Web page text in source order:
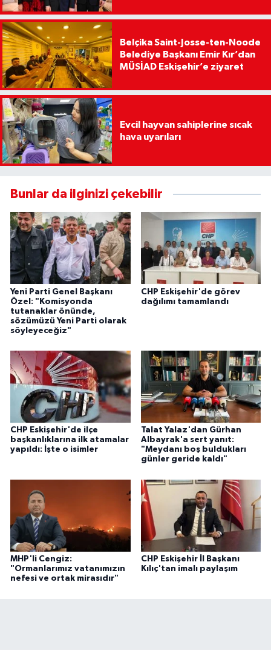
Belçika Saint-Josse-ten-Noode
Belediye Başkanı Emir Kır’dan
MÜSİAD Eskişehir’e ziyaret
Evcil hayvan sahiplerine sıcak
hava uyarıları
Bunlar da ilginizi çekebilir
Yeni Parti Genel Başkanı
Özel: "Komisyonda
tutanaklar önünde,
sözümüzü Yeni Parti olarak
söyleyeceğiz"
CHP Eskişehir'de görev
dağılımı tamamlandı
CHP Eskişehir'de ilçe
başkanlıklarına ilk atamalar
yapıldı: İşte o isimler
Talat Yalaz'dan Gürhan
Albayrak'a sert yanıt:
"Meydanı boş buldukları
günler geride kaldı"
MHP'li Cengiz:
"Ormanlarımız vatanımızın
nefesi ve ortak mirasıdır"
CHP Eskişehir İl Başkanı
Kılıç'tan imalı paylaşım